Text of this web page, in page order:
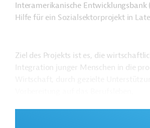
Interamerikanische Entwicklungsbank
Hilfe für ein Sozialsektorprojekt in
Ziel des Projekts ist es, die
Integration junger Menschen in die